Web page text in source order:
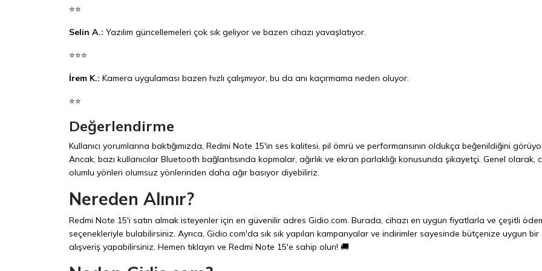
⭐⭐
Selin A.: Yazılım güncellemeleri çok sık geliyor ve bazen cihazı yavaşlatıyor.
⭐⭐⭐
İrem K.: Kamera uygulaması bazen hızlı çalışmıyor, bu da anı kaçırmama neden oluyor.
⭐⭐
Değerlendirme
Kullanıcı yorumlarına baktığımızda, Redmi Note 15'in ses kalitesi, pil ömrü ve performansının oldukça beğenildiğini
Ancak, bazı kullanıcılar Bluetooth bağlantısında kopmalar, ağırlık ve ekran parlaklığı konusunda şikayetçi. Genel olarak,
olumlu yönleri olumsuz yönlerinden daha ağır basıyor diyebiliriz.
Nereden Alınır?
Redmi Note 15'i satın almak isteyenler için en güvenilir adres Gidio.com . Burada, cihazı en uygun fiyatlarla ve çeşitli
seçenekleriyle bulabilirsiniz. Ayrıca, Gidio.com'da sık sık yapılan kampanyalar ve indirimler sayesinde bütçenize uygun bir
alışveriş yapabilirsiniz. Hemen tıklayın ve Redmi Note 15'e sahip olun! 🚚